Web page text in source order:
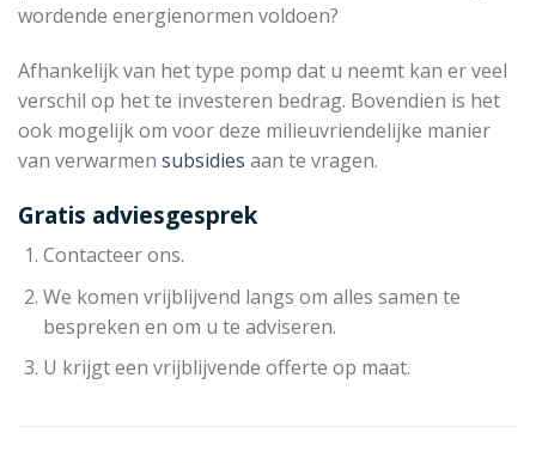
wordende energienormen voldoen?
Afhankelijk van het type pomp dat u neemt kan er veel
verschil op het te investeren bedrag. Bovendien is het
ook mogelijk om voor deze milieuvriendelijke manier
van verwarmen subsidies aan te vragen.
Gratis adviesgesprek
Contacteer ons.
We komen vrijblijvend langs om alles samen te
bespreken en om u te adviseren.
U krijgt een vrijblijvende offerte op maat.